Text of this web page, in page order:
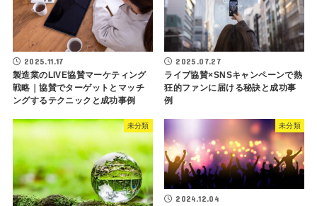
2025.11.17
製造業のLIVE協賛マーケティング
戦略｜協賛でターゲットとマッチ
ングするテクニックと成功事例
2025.07.27
ライブ協賛×SNSキャンペーンで熱
狂的ファンに届ける秘訣と成功事
例
未分類 未分類
2024.12.04